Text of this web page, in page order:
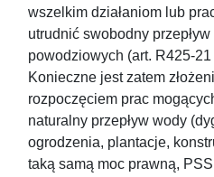
wszelkim działaniom lub
utrudnić swobodny
powodziowych (art. R425-
Konieczne jest zatem
rozpoczęciem prac
naturalny przepływ wody
ogrodzenia, plantacje,
taką samą moc prawną,